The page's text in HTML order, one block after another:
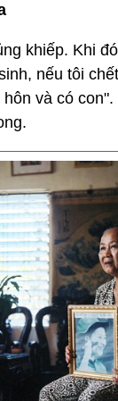
khiếp. Khi
nếu tôi
và có con".